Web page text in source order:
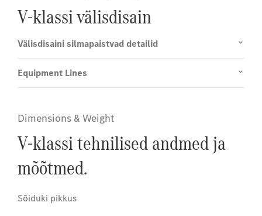
V-klassi välisdisain
Välisdisaini silmapaistvad detailid
Equipment Lines
Dimensions & Weight
V-klassi tehnilised andmed ja
mõõtmed.